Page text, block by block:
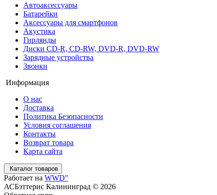
Автоаксессуары
Батарейки
Аксессуары для смартфонов
Акустика
Гирлянды
Диски CD-R, CD-RW, DVD-R, DVD-RW
Зарядные устройства
Звонки
Информация
О нас
Доставка
Политика Безопасности
Условия соглашения
Контакты
Возврат товара
Карта сайта
Каталог товаров
Работает на WWD"
АСБэттерис Калининград © 2026